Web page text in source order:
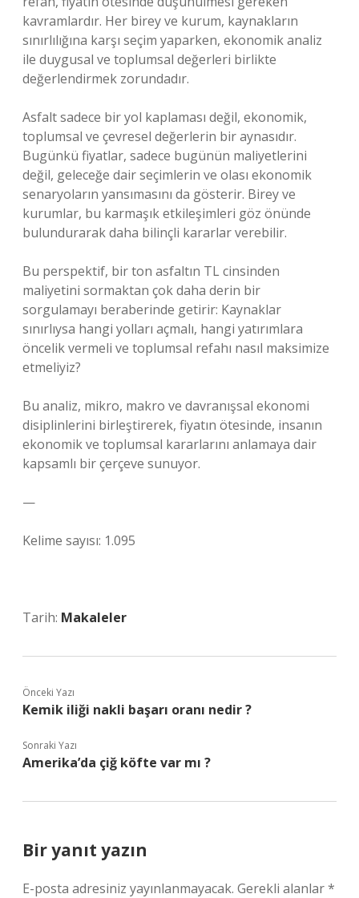
kavramlardır. Her birey ve kurum, kaynakların
sınırlılığına karşı seçim yaparken, ekonomik analiz
ile duygusal ve toplumsal değerleri birlikte
değerlendirmek zorundadır.
Asfalt sadece bir yol kaplaması değil, ekonomik,
toplumsal ve çevresel değerlerin bir aynasıdır.
Bugünkü fiyatlar, sadece bugünün maliyetlerini
değil, geleceğe dair seçimlerin ve olası ekonomik
senaryoların yansımasını da gösterir. Birey ve
kurumlar, bu karmaşık etkileşimleri göz önünde
bulundurarak daha bilinçli kararlar verebilir.
Bu perspektif, bir ton asfaltın TL cinsinden
maliyetini sormaktan çok daha derin bir
sorgulamayı beraberinde getirir: Kaynaklar
sınırlıysa hangi yolları açmalı, hangi yatırımlara
öncelik vermeli ve toplumsal refahı nasıl maksimize
etmeliyiz?
Bu analiz, mikro, makro ve davranışsal ekonomi
disiplinlerini birleştirerek, fiyatın ötesinde, insanın
ekonomik ve toplumsal kararlarını anlamaya dair
kapsamlı bir çerçeve sunuyor.
—
Kelime sayısı: 1.095
Tarih: Makaleler
Önceki Yazı
Kemik iliği nakli başarı oranı nedir ?
Sonraki Yazı
Amerika’da çiğ köfte var mı ?
Bir yanıt yazın
E-posta adresiniz yayınlanmayacak. Gerekli alanlar*